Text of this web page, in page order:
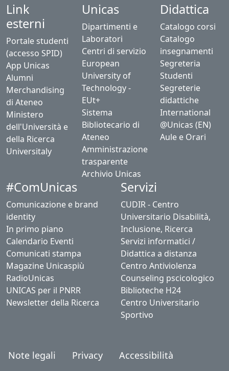
Link
esterni
Portale studenti
(accesso SPID)
App Unicas
Alumni
Merchandising
di Ateneo
Ministero
dell'Università e
della Ricerca
Universitaly
Unicas
Dipartimenti e
Laboratori
Centri di servizio
European
University of
Technology -
EUt+
Sistema
Bibliotecario di
Ateneo
Amministrazione
trasparente
Archivio Unicas
Didattica
Catalogo corsi
Catalogo
insegnamenti
Segreteria
Studenti
Segreterie
didattiche
International
@Unicas (EN)
Aule e Orari
#ComUnicas
Comunicazione e brand
identity
In primo piano
Calendario Eventi
Comunicati stampa
Magazine Unicaspiù
RadioUnicas
UNICAS per il PNRR
Newsletter della Ricerca
Servizi
CUDIR - Centro
Universitario Disabilità,
Inclusione, Ricerca
Servizi informatici /
Didattica a distanza
Centro Antiviolenza
Counseling pscicologico
Biblioteche H24
Centro Universitario
Sportivo
Note legali Privacy
Accessibilità